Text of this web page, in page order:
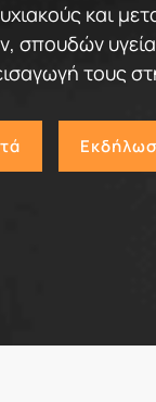
και
σπουδών
τους